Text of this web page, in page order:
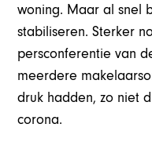
woning. Maar al snel
stabiliseren. Sterker
persconferentie van
meerdere
druk hadden, zo niet
corona.